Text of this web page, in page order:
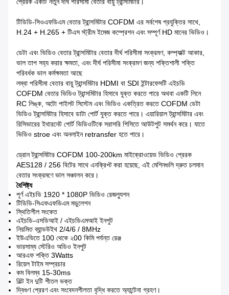
প্রেরক একটি নতুন দীর্ঘ পরিসীমা বেতার বায়ু ট্রান্সমিটার।
টিডিডি-সিওএফডিএম বেতার ট্রান্সমিটার COFDM এর সর্বশেষ প্রযুক্তির সাথে,
H.24 + H.265 + টিএস স্ট্রীম ইমেজ কম্প্রেশন এবং সম্পূর্ণ HD মানের ভিডিও।
ডেটা এবং ভিডিও বেতার ট্রান্সমিটার বেতার দীর্ঘ পরিসীমা সংক্রমণ, কম্প্যাক্ট আকার,
ভাল তাপ সহ্য করার ক্ষমতা, এবং দীর্ঘ পরিসীমা সংক্রমণ জন্য শক্তিশালী শক্তি
পরিবর্ধক ভাল কর্মক্ষমতা আছে
লম্বা পরিসীমা বেতার বায়ু ট্রান্সমিটার HDMI বা SDI ইন্টারফেসটি এইচডি
COFDM বেতার ভিডিও ট্রান্সমিটার হিসাবে যুক্ত করতে পারে অথবা একটি লিনে
RC লিঙ্ক, অটো পাইলট সিস্টেম এবং ভিডিও একত্রিত করতে COFDM ডেটা
ভিডিও ট্রান্সমিটার হিসাবে ডাটা পোর্ট যুক্ত করতে পারে। এয়ারিয়াল ট্রান্সমিটার এবং
রিসিভারের ইথারনেট পোর্ট ভিডিওটিকে সরাসরি পিসিতে আউটপুট সমর্থন করে। যাতে
ভিডিও stroe এবং অনলাইন retransfer হতে পারে।
ড্রোন ট্রান্সমিটার COFDM 100-200km মাইক্রোওয়েভ ভিডিও প্রেরক
AES128 / 256 বিটের সাথে এনক্রিপ্ট করা হয়েছে, এই মেশিনগুলি দ্রুত চলমান
বেতার সংক্রমণে ভাল সঞ্চালন করে।
বৈশিষ্ট্য
পূর্ণ এইচডি 1920 * 1080P ভিডিও রেজল্যুশন
টিডিডি-সিএফএফডিএম মডুলেশন
স্থিতিশীল সংকেত
এইচডি-এসডিআই / এইচডিএমআই ইনপুট
নিয়মিত ব্যান্ডউইথ 2/4/6 / 8MHz
ইউএভিতে 100 থেকে ২00 কিমি পর্যন্ত রেঞ্জ
ভারসাম্য স্টেরিও অডিও ইনপুট
আরএফ শক্তি 3Watts
রিয়েল টাইম সম্প্রচার
কম বিলম্ব 15-30ms
বিল্ট ইন দুটি শীতল ভক্ত
দ্বিগুণ প্রেরণ এবং সংবেদনশীলতা বৃদ্ধি করতে অ্যান্টেনা গ্রহণ।